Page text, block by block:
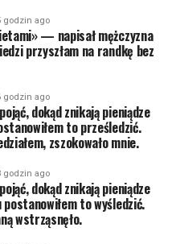
godzin ago
— napisał mężczyzna
przyszłam na randkę bez
godzin ago
dokąd znikają pieniądze
to prześledzić.
zszokowało mnie.
godzin ago
dokąd znikają pieniądze
to wyśledzić.
wstrząsnęło.